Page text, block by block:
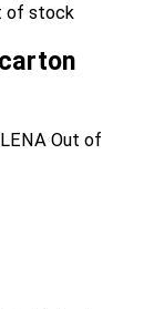
of stock
Out of